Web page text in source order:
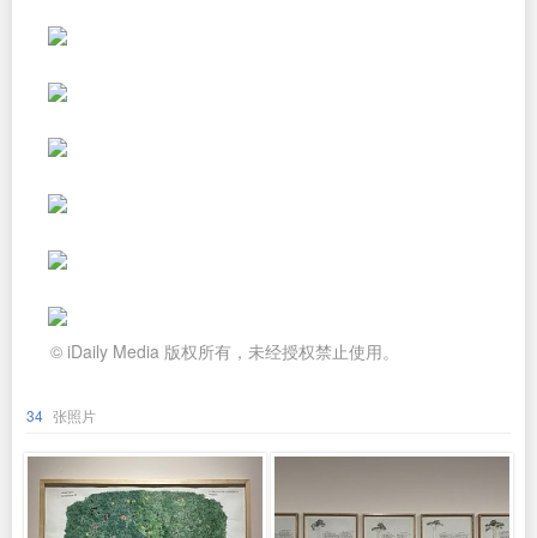
© iDaily Media 版权所有，未经授权禁止使用。
34 张照片